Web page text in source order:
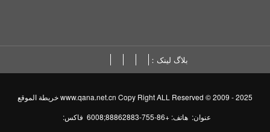
بلاگ لینک
www.qana.net.cn Copy Right ALL Reserved © 2009 - 2025خريطة الموقع
عنوان: هاتف: +86-755-88862883;6008 فاكس: